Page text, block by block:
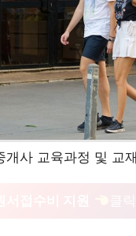
개사 교육과정 및 교